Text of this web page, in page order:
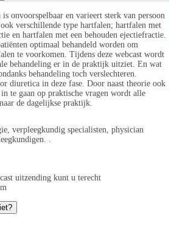
onvoorspelbaar en varieert sterk van persoon
verschillende type hartfalen; hartfalen met
en hartfalen met een behouden ejectiefractie.
optimaal behandeld worden om
te voorkomen. Tijdens deze webcast wordt
behandeling er in de praktijk uitziet. En wat
behandeling toch verslechteren.
diuretica in deze fase. Door naast theorie ook
te gaan op praktische vragen wordt alle
de dagelijkse praktijk.
verpleegkundig specialisten, physician
.
uitzending kunt u terecht